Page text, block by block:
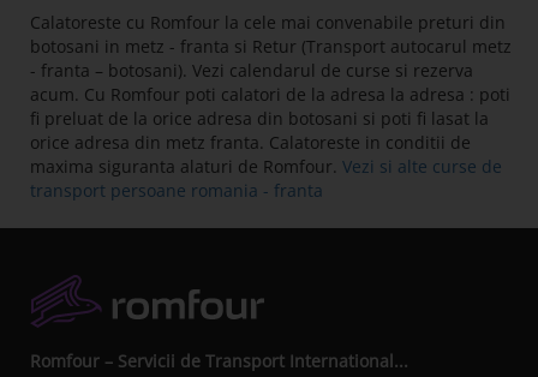
Calatoreste cu Romfour la cele mai convenabile preturi din
botosani in metz - franta si Retur (Transport autocarul metz
- franta – botosani). Vezi calendarul de curse si rezerva
acum. Cu Romfour poti calatori de la adresa la adresa : poti
fi preluat de la orice adresa din botosani si poti fi lasat la
orice adresa din metz franta. Calatoreste in conditii de
maxima siguranta alaturi de Romfour. Vezi si alte curse de
transport persoane romania - franta
Romfour – Servicii de Transport International...